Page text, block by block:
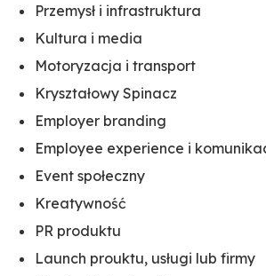
Przemysł i infrastruktura
Kultura i media
Motoryzacja i transport
Kryształowy Spinacz
Employer branding
Employee experience i
Event społeczny
Kreatywność
PR produktu
Launch prouktu, usługi lub firmy